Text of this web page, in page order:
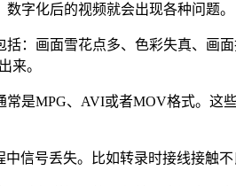
字化后的视频就会出现各种问题。
括：画面雪花点多、色彩失真、画
来。
常是MPG、AVI或者MOV格式。这
信号丢失。比如转录时接线接触